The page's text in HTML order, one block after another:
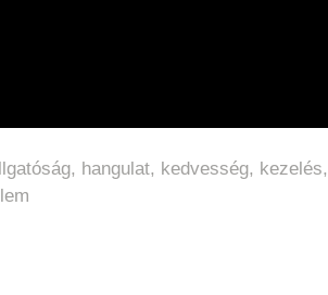
, hangulat, kedvesség, kezelés,